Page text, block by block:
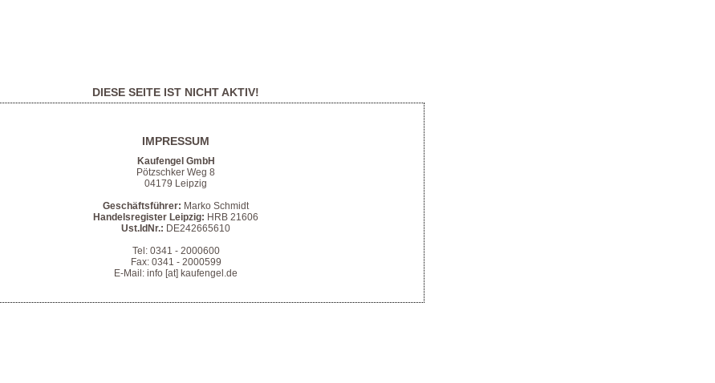
DIESE SEITE IST NICHT AKTIV!
IMPRESSUM
Kaufengel GmbH
Pötzschker Weg 8
04179 Leipzig
Geschäftsführer: Marko Schmidt
Handelsregister Leipzig: HRB 21606
Ust.IdNr.: DE242665610
Tel: 0341 - 2000600
Fax: 0341 - 2000599
E-Mail: info [at] kaufengel.de